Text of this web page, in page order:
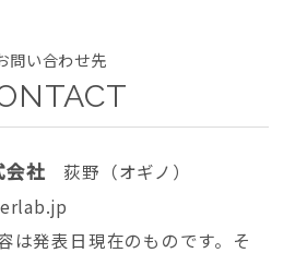
facebook instagram
問い合わせ先
会社 荻野（オギノ）
は発表日現在のものです。そ